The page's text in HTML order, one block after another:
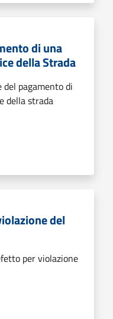
di una
della Strada
pagamento di
della strada
del
per violazione